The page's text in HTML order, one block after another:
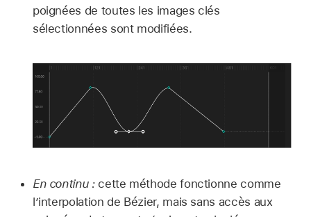
poignées de toutes les images clés
sélectionnées sont modifiées.
En continu :cette méthode fonctionne comme
l’interpolation de Bézier, mais sans accès aux